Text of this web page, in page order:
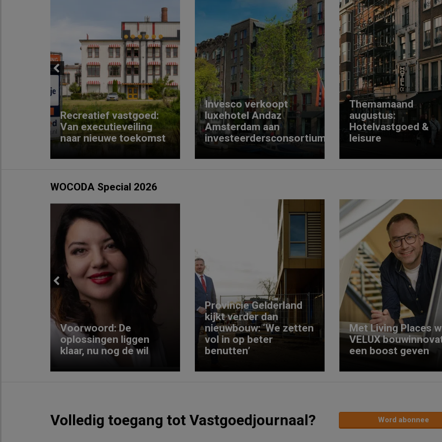
Previous
Recreatief vastgoed:
Van executieveiling
naar nieuwe toekomst
Invesco verkoopt
luxehotel Andaz
Amsterdam aan
investeerdersconsortium
Themamaand
augustus:
Hotelvastgoed &
leisure
WOCODA Special 2026
Previous
Voorwoord: De
oplossingen liggen
klaar, nu nog de wil
Provincie Gelderland
kijkt verder dan
nieuwbouw: ‘We zetten
vol in op beter
benutten’
Met Living Places
VELUX
een boost geven
Volledig toegang tot Vastgoedjournaal? Word abonnee